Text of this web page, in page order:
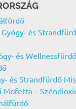
és
és Wellnessfürdő
és Strandfürdő
Mofetta –